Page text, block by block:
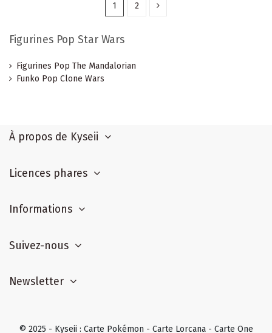
1 2
Figurines Pop Star Wars
Figurines Pop The Mandalorian
Funko Pop Clone Wars
À propos de Kyseii
Licences phares
Informations
Suivez-nous
Newsletter
© 2025 - Kyseii : Carte Pokémon - Carte Lorcana - Carte One